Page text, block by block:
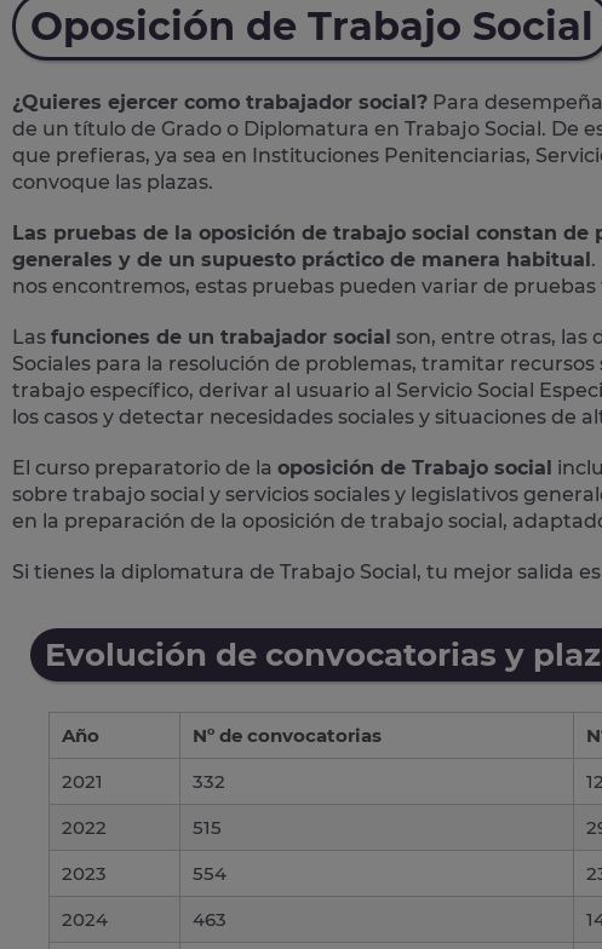
Oposición de Trabajo Social
¿Quieres ejercer como trabajador social? Para
de un título de Grado o Diplomatura en Trabajo Social. De
que prefieras, ya sea en Instituciones Penitenciarias,
convoque las plazas.
Las pruebas de la oposición de trabajo social constan
generales y de un supuesto práctico de manera habitual.
nos encontremos, estas pruebas pueden variar de
Las funciones de un trabajador social son, entre otras, las
Sociales para la resolución de problemas, tramitar
trabajo específico, derivar al usuario al Servicio Social
los casos y detectar necesidades sociales y situaciones de
El curso preparatorio de la oposición de Trabajo social
sobre trabajo social y servicios sociales y legislativos
en la preparación de la oposición de trabajo social,
Si tienes la diplomatura de Trabajo Social, tu mejor salida
Evolución de convocatorias y
Año Nº de convocatorias
2021
332
2022
515
2023
554
2024
463